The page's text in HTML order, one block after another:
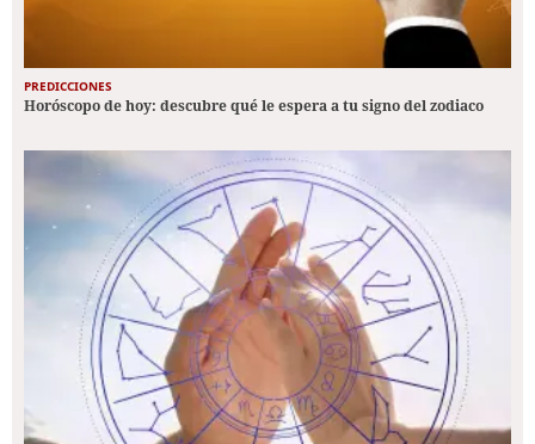
PREDICCIONES
Horóscopo de hoy: descubre qué le espera a tu signo del zodiaco